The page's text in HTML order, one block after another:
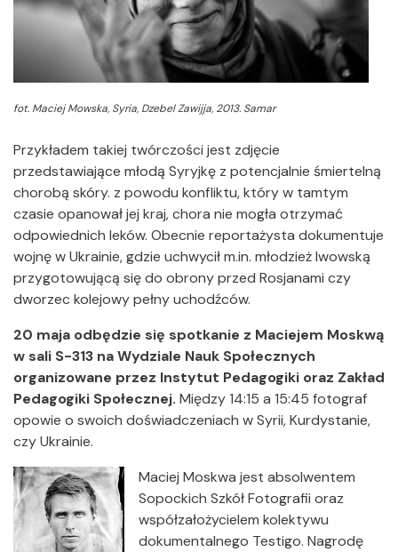
fot. Maciej Mowska, Syria, Dzebel Zawijja, 2013. Samar
Przykładem takiej twórczości jest zdjęcie
przedstawiające młodą Syryjkę z potencjalnie śmiertelną
chorobą skóry. z powodu konfliktu, który w tamtym
czasie opanował jej kraj, chora nie mogła otrzymać
odpowiednich leków. Obecnie reportażysta dokumentuje
wojnę w Ukrainie, gdzie uchwycił m.in. młodzież lwowską
przygotowującą się do obrony przed Rosjanami czy
dworzec kolejowy pełny uchodźców.
20 maja odbędzie się spotkanie z Maciejem Moskwą
w sali S-313 na Wydziale Nauk Społecznych
organizowane przez Instytut Pedagogiki oraz Zakład
Pedagogiki Społecznej. Między 14:15 a 15:45 fotograf
opowie o swoich doświadczeniach w Syrii, Kurdystanie,
czy Ukrainie.
Maciej Moskwa jest absolwentem
Sopockich Szkół Fotografii oraz
współzałożycielem kolektywu
dokumentalnego Testigo. Nagrodę